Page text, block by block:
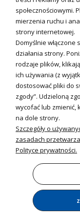
Sterowniki i regulatory
Nagrzewnice i kurtyny
Kuchnia i Wentylacja
Kuchnia
Zlewozmywaki
Baterie kuchenne
Młynki do odpadów
Wentylacja i Informacje
Wentylatory
społecznościowymi.
mierzenia ruchu i
strony internetowej.
Domyślnie
działania strony.
rodzaje plików,
ich używania (z
dostosować pliki do
zgody”. Udzieloną
wycofać lub zmienić,
na dole strony.
Szczegóły o
zasadach
Polityce prywatności.